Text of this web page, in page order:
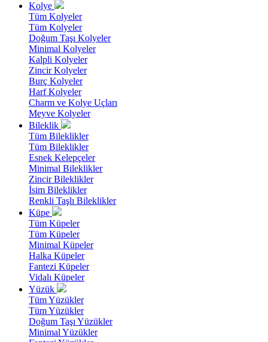
Kolye
Tüm Kolyeler
Tüm Kolyeler
Doğum Taşı Kolyeler
Minimal Kolyeler
Kalpli Kolyeler
Zincir Kolyeler
Burç Kolyeler
Harf Kolyeler
Charm ve Kolye Uçları
Meyve Kolyeler
Bileklik
Tüm Bileklikler
Tüm Bileklikler
Esnek Kelepçeler
Minimal Bileklikler
Zincir Bileklikler
İsim Bileklikler
Renkli Taşlı Bileklikler
Küpe
Tüm Küpeler
Tüm Küpeler
Minimal Küpeler
Halka Küpeler
Fantezi Küpeler
Vidalı Küpeler
Yüzük
Tüm Yüzükler
Tüm Yüzükler
Doğum Taşı Yüzükler
Minimal Yüzükler